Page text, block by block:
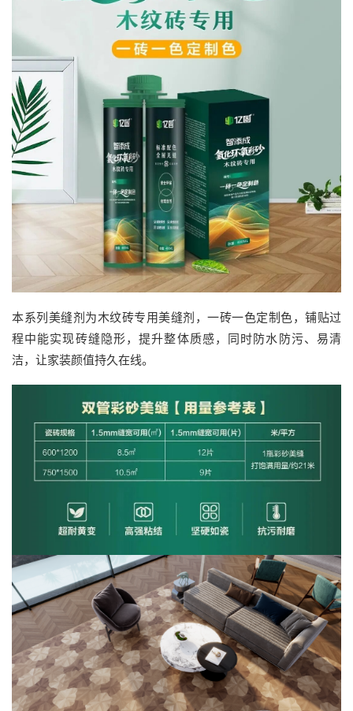
本系列美缝剂为木纹砖专用美缝剂，一砖一色定制色，铺贴过
程中能实现砖缝隐形，提升整体质感，同时防水防污、易清
洁，让家装颜值持久在线。